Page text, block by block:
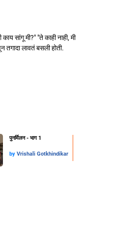
सांगू मी?" "ते काही नाही, मी
तगादा लावतं बसली होती.
पुनर्मिलन - भाग 1
by Vrishali Gotkhindikar